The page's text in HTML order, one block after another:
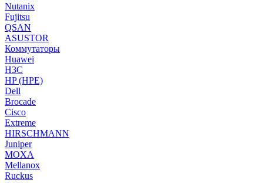
Nutanix
Fujitsu
QSAN
ASUSTOR
Коммутаторы
Huawei
H3C
HP (HPE)
Dell
Brocade
Cisco
Extreme
HIRSCHMANN
Juniper
MOXA
Mellanox
Ruckus